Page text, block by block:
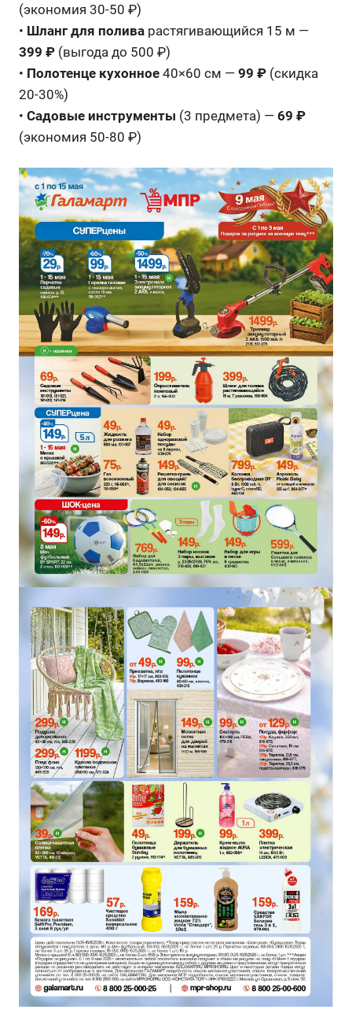
(экономия 30-50 ₽)
• Шланг для полива растягивающийся 15 м —
399 ₽ (выгода до 500 ₽)
• Полотенце кухонное 40×60 см — 99 ₽ (скидка
20-30%)
• Садовые инструменты (3 предмета) — 69 ₽
(экономия 50-80 ₽)